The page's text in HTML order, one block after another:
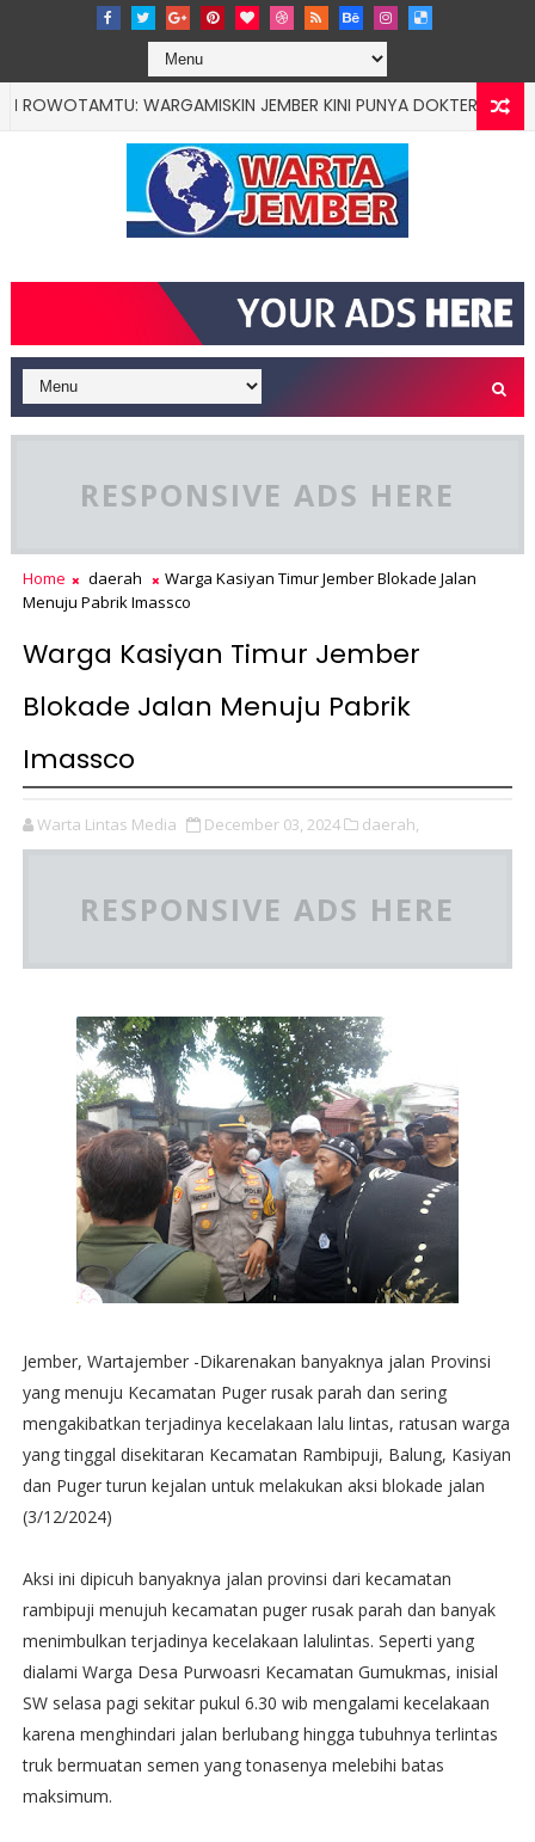
WARGAMISKIN JEMBER KINI PUNYA DOKTER PRIBADI
RESPONSIVE ADS HERE
Home daerah
Warga Kasiyan Timur Jember Blokade Jalan
Menuju Pabrik Imassco
Warga Kasiyan Timur Jember
Blokade Jalan Menuju Pabrik
Imassco
Warta Lintas Media December 03, 2024 daerah,
RESPONSIVE ADS HERE
Jember, Wartajember -Dikarenakan banyaknya jalan Provinsi
yang menuju Kecamatan Puger rusak parah dan sering
mengakibatkan terjadinya kecelakaan lalu lintas, ratusan warga
yang tinggal disekitaran Kecamatan Rambipuji, Balung, Kasiyan
dan Puger turun kejalan untuk melakukan aksi blokade jalan
(3/12/2024)
Aksi ini dipicuh banyaknya jalan provinsi dari kecamatan
rambipuji menujuh kecamatan puger rusak parah dan banyak
menimbulkan terjadinya kecelakaan lalulintas. Seperti yang
dialami Warga Desa Purwoasri Kecamatan Gumukmas, inisial
SW selasa pagi sekitar pukul 6.30 wib mengalami kecelakaan
karena menghindari jalan berlubang hingga tubuhnya terlintas
truk bermuatan semen yang tonasenya melebihi batas
maksimum.